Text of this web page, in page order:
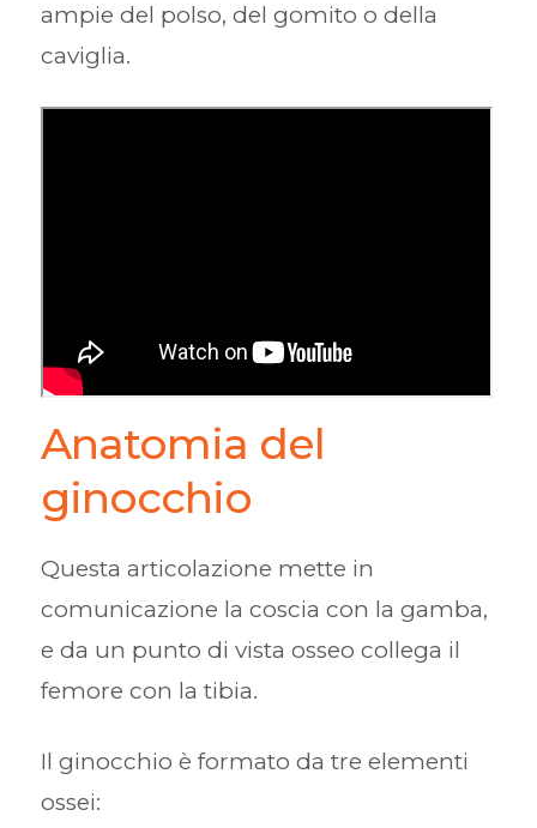
ampie del polso, del gomito o della
caviglia.
Anatomia del
ginocchio
Questa articolazione mette in
comunicazione la coscia con la gamba,
e da un punto di vista osseo collega il
femore con la tibia.
Il ginocchio è formato da tre elementi
ossei: